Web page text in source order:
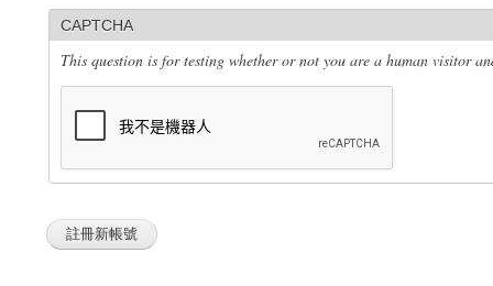
CAPTCHA
This question is for testing whether or not you are a human visitor